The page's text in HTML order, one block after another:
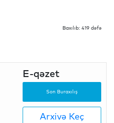
Baxılıb: 419 dəfə
E-qəzet
Son Buraxılış
Arxivə Keç